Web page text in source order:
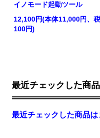
イノモード起動ツール
12,100円(本体11,000円、
100円)
最近チェックした商品
最近チェックした商品は